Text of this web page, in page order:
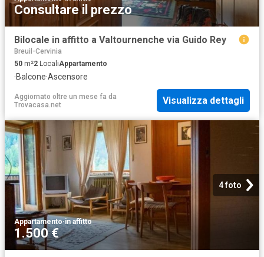
Consultare il prezzo
Bilocale in affitto a Valtournenche via Guido Rey
Breuil-Cervinia
50 m²2 LocaliAppartamento
·Balcone·Ascensore
Aggiornato oltre un mese fa da
Trovacasa.net
Visualizza dettagli
4 foto
Appartamento·in affitto
1.500 €